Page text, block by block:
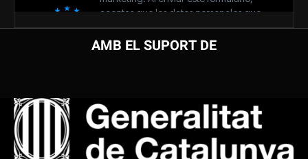
AMB EL SUPORT DE